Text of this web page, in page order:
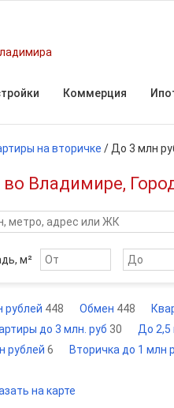
Коммерция
на вторичке / До 3 млн
Владимире,
м²
рублей 448 Обмен 448
до 3 млн. руб 30 До 2,5
рублей 6 Вторичка до 1 млн
на карте